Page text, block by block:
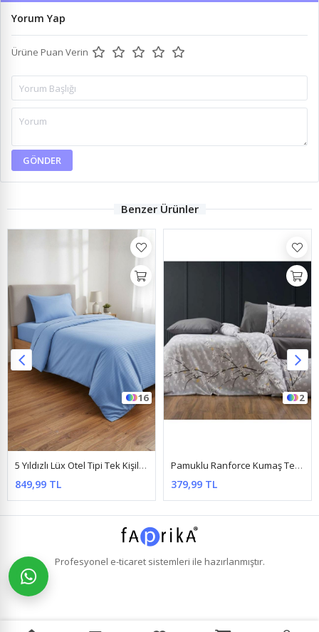
Yorum Yap
Ürüne Puan Verin
GÖNDER
Benzer Ürünler
2
Pamuklu Ranforce Kumaş Tek Kişilik Nevresim Seti Büyük Papatya (Çarşafsız) Gri
379,99 TL
4
120 X 200 Yataklar İçin Pamuklu Yıldız Desen Nevresim Takımı Gri
579,99 TL
Profesyonel e-ticaretsistemleri ile hazırlanmıştır.